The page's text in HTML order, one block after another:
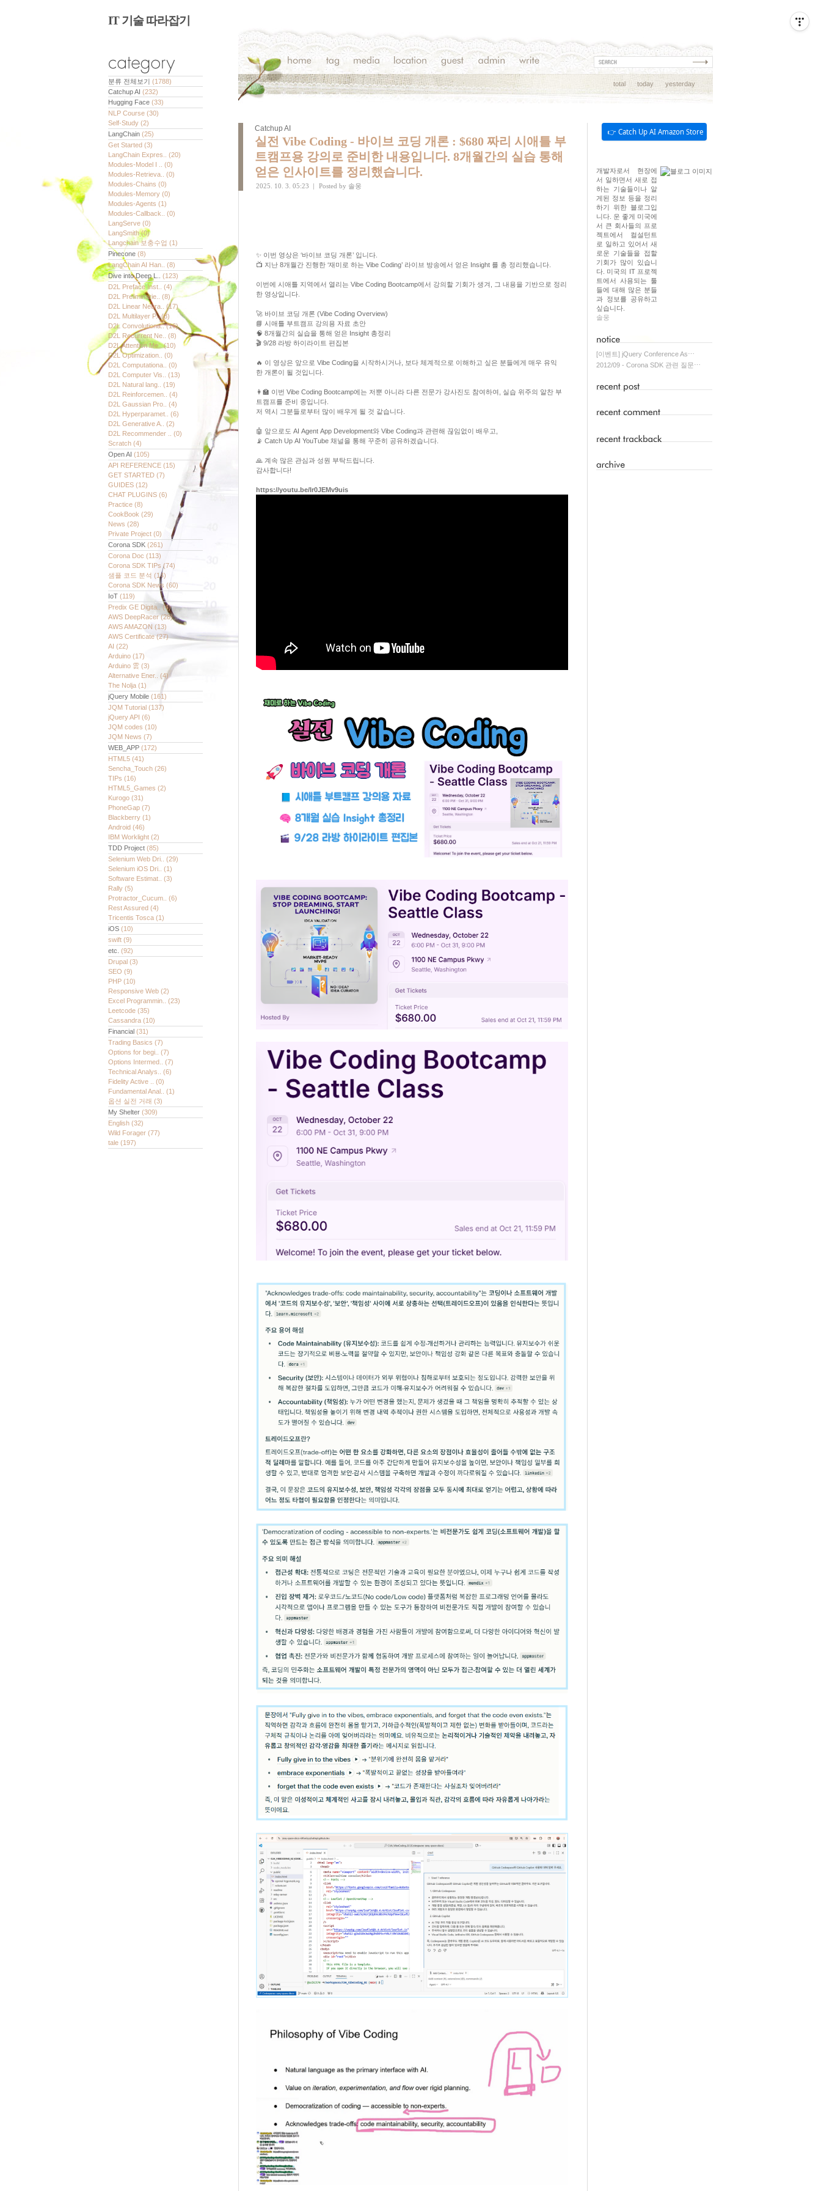
IT 기술 따라잡기
total today yesterday
👉 Catch Up AI Amazon Store
개발자로서 현장에
서 일하면서 새로 접
하는 기술들이나 알
게된 정보 등을 정리
하기 위한 블로그입
니다. 운 좋게 미국에
서 큰 회사들의 프로
젝트에서 컬설턴트
로 일하고 있어서 새
로운 기술들을 접할
기회가 많이 있습니
다. 미국의 IT 프로젝
트에서 사용되는 툴
들에 대해 많은 분들
과 정보를 공유하고
싶습니다.
솔웅
[이벤트] jQuery Conference As⋯
2012/09 - Corona SDK 관련 질문⋯
분류 전체보기 (1788)
Catchup AI (232)
Hugging Face (33)
NLP Course (30)
Self-Study (2)
LangChain (25)
Get Started (3)
LangChain Expres.. (20)
Modules-Model I .. (0)
Modules-Retrieva.. (0)
Modules-Chains (0)
Modules-Memory (0)
Modules-Agents (1)
Modules-Callback.. (0)
LangServe (0)
LangSmith(0)
Langchain 보충수업 (1)
Pinecone (8)
LangChain AI Han.. (8)
Dive into Deep L.. (123)
D2L Preface Inst.. (4)
D2L Preliminarie.. (8)
D2L Linear Neura.. (17)
D2L Multilayer P..(8)
D2L Convolutiona..(16)
D2L Recurrent Ne.. (8)
D2L Attention Me..(10)
D2L Optimization.. (0)
D2L Computationa.. (0)
D2L Computer Vis.. (13)
D2L Natural lang.. (19)
D2L Reinforcemen.. (4)
D2L Gaussian Pro.. (4)
D2L Hyperparamet.. (6)
D2L Generative A.. (2)
D2L Recommender .. (0)
Scratch (4)
Open AI (105)
API REFERENCE (15)
GET STARTED (7)
GUIDES (12)
CHAT PLUGINS (6)
Practice (8)
CookBook (29)
News (28)
Private Project (0)
Corona SDK (261)
Corona Doc (113)
Corona SDK TIPs (74)
샘플 코드 분석 (14)
Corona SDK News (60)
IoT (119)
Predix GE Digita.. (4)
AWS DeepRacer(28)
AWS AMAZON (13)
AWS Certificate(27)
AI (22)
Arduino (17)
Arduino 雲 (3)
Alternative Ener.. (4)
The Nolja (1)
jQuery Mobile (161)
JQM Tutorial (137)
jQuery API (6)
JQM codes (10)
JQM News (7)
WEB_APP (172)
HTML5 (41)
Sencha_Touch (26)
TIPs (16)
HTML5_Games (2)
Kurogo (31)
PhoneGap (7)
Blackberry (1)
Android (46)
IBM Worklight (2)
TDD Project (85)
Selenium Web Dri.. (29)
Selenium iOS Dri.. (1)
Software Estimat.. (3)
Rally (5)
Protractor_Cucum.. (6)
Rest Assured (4)
Tricentis Tosca (1)
iOS (10)
swift (9)
etc. (92)
Drupal (3)
SEO (9)
PHP (10)
Responsive Web (2)
Excel Programmin.. (23)
Leetcode (35)
Cassandra (10)
Financial (31)
Trading Basics (7)
Options for begi.. (7)
Options Intermed.. (7)
Technical Analys.. (6)
Fidelity Active .. (0)
Fundamental Anal.. (1)
옵션 실전 거래 (3)
My Shelter (309)
English (32)
Wild Forager (77)
tale (197)
Catchup AI
실전 Vibe Coding - 바이브 코딩 개론 : $680 짜리 시애틀 부
트캠프용 강의로 준비한 내용입니다. 8개월간의 실습 통해
얻은 인사이트를 정리했습니다.
2025. 10. 3. 05:23 | Posted by 솔웅
✨ 이번 영상은 ‘바이브 코딩 개론’ 입니다.
📺 지난 8개월간 진행한 ‘재미로 하는 Vibe Coding’ 라이브 방송에서 얻은 Insight 를 총 정리했습니다.
이번에 시애틀 지역에서 열리는 Vibe Coding Bootcamp에서 강의할 기회가 생겨, 그 내용을 기반으로 정리
한 영상입니다.
🚀 바이브 코딩 개론 (Vibe Coding Overview)
📘 시애틀 부트캠프 강의용 자료 초안
🧠 8개월간의 실습을 통해 얻은 Insight 총정리
🎬 9/28 라방 하이라이트 편집본
🔥 이 영상은 앞으로 Vibe Coding을 시작하시거나, 보다 체계적으로 이해하고 싶은 분들에게 매우 유익
한 개론이 될 것입니다.
👩‍🏫 이번 Vibe Coding Bootcamp에는 저뿐 아니라 다른 전문가 강사진도 참여하여, 실습 위주의 알찬 부
트캠프를 준비 중입니다.
저 역시 그분들로부터 많이 배우게 될 것 같습니다.
🤖 앞으로도 AI Agent App Development와 Vibe Coding과 관련해 끊임없이 배우고,
📡 Catch Up AI YouTube 채널을 통해 꾸준히 공유하겠습니다.
🙏 계속 많은 관심과 성원 부탁드립니다.
감사합니다!
https://youtu.be/Ir0JEMv9uis